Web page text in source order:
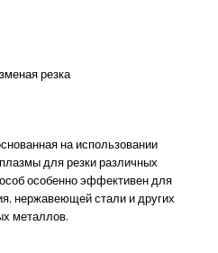
на использовании
для резки различных
особенно эффективен для
нержавеющей стали и других
металлов.